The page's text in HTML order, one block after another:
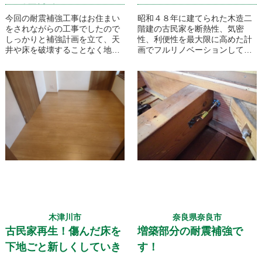
今回の耐震補強工事はお住まい
をされながらの工事でしたので
しっかりと補強計画を立て、天
井や床を破壊することなく地震
の改修で建物の耐震性を国の基
準レベルまで持ち上げました！
ほとんどホコリも無くスムーズ
に工事完成です！
昭和４８年に建てられた木造二
階建の古民家を断熱性、気密
性、利便性を最大限に高めた計
画でフルリノベーションしてい
して、国からの補助金を利用し
ての耐震補強工事。大きな地震
にも
しっかりと耐えてくれる快適で
安心なお家に生まれ変わりま
す！
木津川市
古民家再生！傷んだ床を
下地ごと新しくしていき
奈良県奈良市
増築部分の耐震補強で
す！